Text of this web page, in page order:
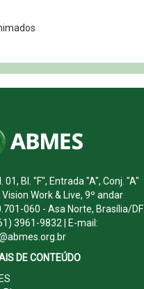
01, Bl. "F", Entrada "A", Conj. "A"
Work & Live, 9º andar
060 - Asa Norte, Brasília/DF
3961-9832 | E-mail:
DE CONTEÚDO